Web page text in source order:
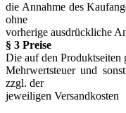
die Annahme des
ohne
vorherige ausdrückliche
§ 3 Preise
Die auf den Produktseiten
Mehrwertsteuer und
zzgl. der
jeweiligen Versandkosten